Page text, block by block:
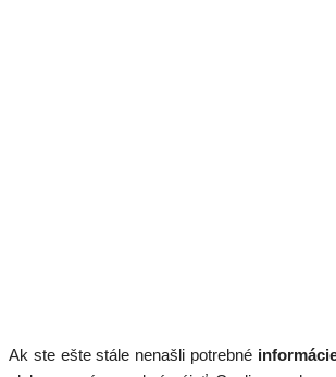
Ak ste ešte stále nenašli potrebné